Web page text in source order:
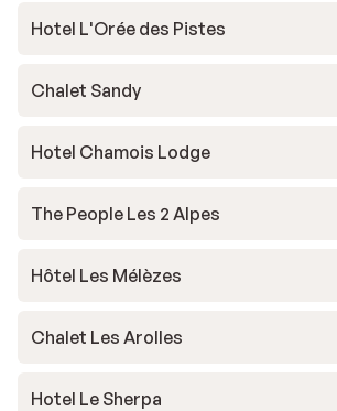
Hotel L'Orée des Pistes
Chalet Sandy
Hotel Chamois Lodge
The People Les 2 Alpes
Hôtel Les Mélèzes
Chalet Les Arolles
Hotel Le Sherpa